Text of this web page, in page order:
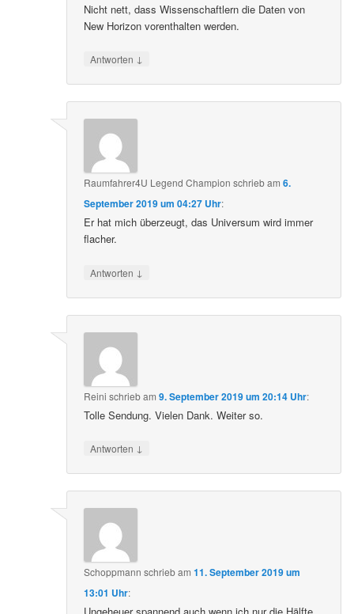
Nicht nett, dass Wissenschaftlern die Daten von
New Horizon vorenthalten werden.
Antworten ↓
Raumfahrer4U Legend Champion schriebam6.
September 2019 um 04:27 Uhr:
Er hat mich überzeugt, das Universum wird immer
flacher.
Antworten ↓
Reini schriebam9. September 2019 um 20:14 Uhr:
Tolle Sendung. Vielen Dank. Weiter so.
Antworten ↓
Schoppmann schriebam11. September 2019 um
13:01 Uhr: